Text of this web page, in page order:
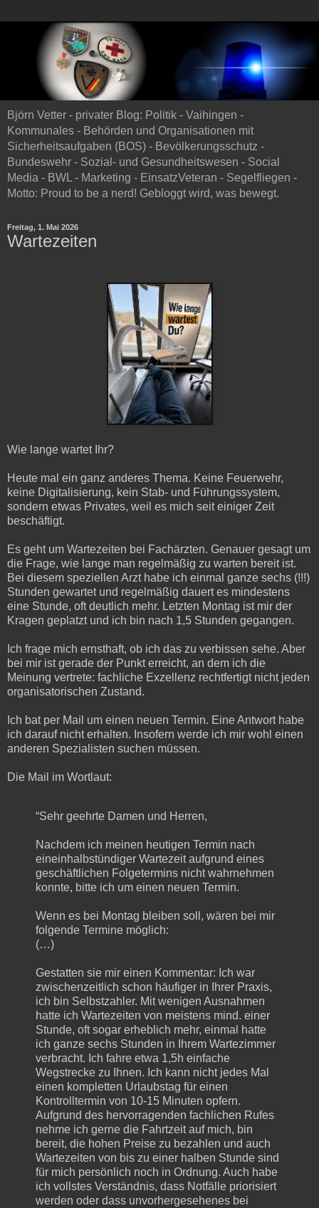
Björn Vetter - privater Blog: Politik - Vaihingen -
Kommunales - Behörden und Organisationen mit
Sicherheitsaufgaben (BOS) - Bevölkerungsschutz -
Bundeswehr - Sozial- und Gesundheitswesen - Social
Media - BWL - Marketing - EinsatzVeteran - Segelfliegen -
Motto: Proud to be a nerd! Gebloggt wird, was bewegt.
Freitag, 1. Mai 2026
Wartezeiten
Wie lange wartet Ihr?
Heute mal ein ganz anderes Thema. Keine Feuerwehr,
keine Digitalisierung, kein Stab- und Führungssystem,
sondern etwas Privates, weil es mich seit einiger Zeit
beschäftigt.
Es geht um Wartezeiten bei Fachärzten. Genauer gesagt um
die Frage, wie lange man regelmäßig zu warten bereit ist.
Bei diesem speziellen Arzt habe ich einmal ganze sechs (!!!)
Stunden gewartet und regelmäßig dauert es mindestens
eine Stunde, oft deutlich mehr. Letzten Montag ist mir der
Kragen geplatzt und ich bin nach 1,5 Stunden gegangen.
Ich frage mich ernsthaft, ob ich das zu verbissen sehe. Aber
bei mir ist gerade der Punkt erreicht, an dem ich die
Meinung vertrete: fachliche Exzellenz rechtfertigt nicht jeden
organisatorischen Zustand.
Ich bat per Mail um einen neuen Termin. Eine Antwort habe
ich darauf nicht erhalten. Insofern werde ich mir wohl einen
anderen Spezialisten suchen müssen.
Die Mail im Wortlaut:
“Sehr geehrte Damen und Herren,
Nachdem ich meinen heutigen Termin nach
eineinhalbstündiger Wartezeit aufgrund eines
geschäftlichen Folgetermins nicht wahrnehmen
konnte, bitte ich um einen neuen Termin.
Wenn es bei Montag bleiben soll, wären bei mir
folgende Termine möglich:
(…)
Gestatten sie mir einen Kommentar: Ich war
zwischenzeitlich schon häufiger in Ihrer Praxis,
ich bin Selbstzahler. Mit wenigen Ausnahmen
hatte ich Wartezeiten von meistens mind. einer
Stunde, oft sogar erheblich mehr, einmal hatte
ich ganze sechs Stunden in Ihrem Wartezimmer
verbracht. Ich fahre etwa 1,5h einfache
Wegstrecke zu Ihnen. Ich kann nicht jedes Mal
einen kompletten Urlaubstag für einen
Kontrolltermin von 10-15 Minuten opfern.
Aufgrund des hervorragenden fachlichen Rufes
nehme ich gerne die Fahrtzeit auf mich, bin
bereit, die hohen Preise zu bezahlen und auch
Wartezeiten von bis zu einer halben Stunde sind
für mich persönlich noch in Ordnung. Auch habe
ich vollstes Verständnis, dass Notfälle priorisiert
werden oder dass unvorhergesehenes bei